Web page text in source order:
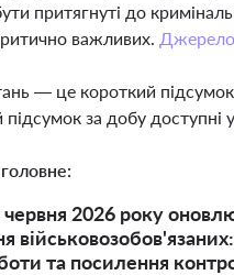
притягнуті до
важливих. Джерело
— це короткий
за добу доступні у
червня 2026 року
та посилення